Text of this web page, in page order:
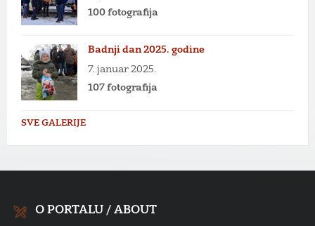
100 fotografija
Badnji dan 2025. godine
7. januar 2025.
107 fotografija
SVE GALERIJE
O PORTALU / ABOUT